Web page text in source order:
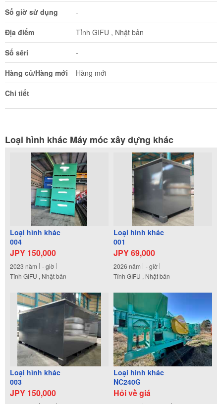
Số giờ sử dụng -
Địa điểm Tỉnh GIFU , Nhật bản
Số sêri -
Hàng cũ/Hàng mới Hàng mới
Chi tiết
Loại hình khác Máy móc xây dựng khác
Loại hình khác
004
JPY 150,000
2023 năm -giờ
Tỉnh GIFU , Nhật bản
Loại hình khác
001
JPY 69,000
2026 năm -giờ
Tỉnh GIFU , Nhật bản
Loại hình khác
003
JPY 150,000
Loại hình khác
NC240G
Hỏi về giá